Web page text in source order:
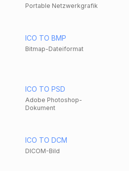
Portable Netzwerkgrafik
ICO TO BMP
Bitmap-Dateiformat
ICO TO PSD
Adobe Photoshop-
Dokument
ICO TO DCM
DICOM-Bild